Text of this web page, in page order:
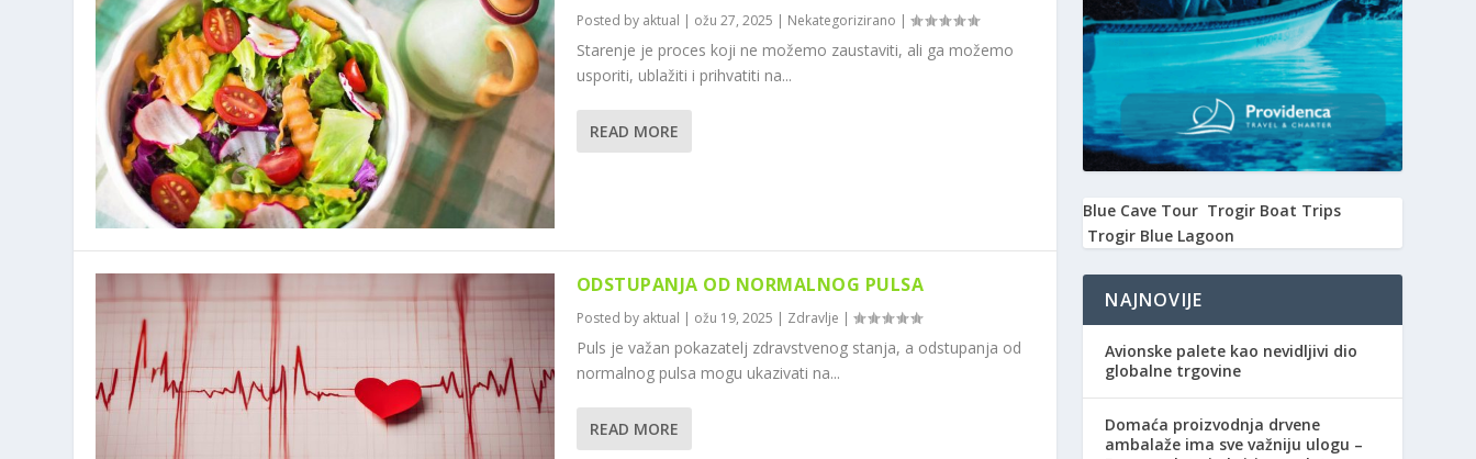
Posted by aktual | ožu 27, 2025 | Nekategorizirano |
Starenje je proces koji ne možemo zaustaviti, ali ga možemo
usporiti, ublažiti i prihvatiti na...
READ MORE
ODSTUPANJA OD NORMALNOG PULSA
Posted by aktual | ožu 19, 2025 | Zdravlje |
Puls je važan pokazatelj zdravstvenog stanja, a odstupanja od
normalnog pulsa mogu ukazivati na...
READ MORE
Blue Cave Tour Trogir Boat Trips
Trogir Blue Lagoon
NAJNOVIJE
Avionske palete kao nevidljivi dio
globalne trgovine
Domaća proizvodnja drvene
ambalaže ima sve važniju ulogu –